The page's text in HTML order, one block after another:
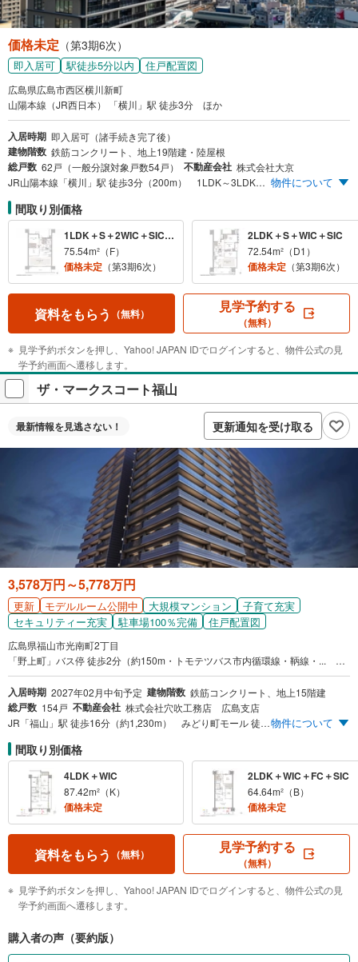
価格未定 （第3期6次）
即入居可 駅徒歩5分以内 住戸配置図
広島県広島市西区横川新町
山陽本線（JR西日本） 「横川」駅 徒歩3分 ほか
入居時期 即入居可（諸手続き完了後）
建物階数 鉄筋コンクリート、地上19階建・陸屋根
総戸数 62戸（一般分譲対象戸数54戸） 不動産会社 株式会社大京
JR山陽本線「横川」駅 徒歩3分（200m） 1LDK～3LDKの住戸プラン 全邸南向き サステナブルな未来 ZEH-M Oriented 物件について
間取り別価格
1LDK＋S＋2WIC＋SIC＋TR
75.54m²（F）
価格未定 （第3期6次）
2LDK＋S＋WIC＋SIC
72.54m²（D1）
価格未定 （第3期6次）
資料をもらう （無料） 見学予約する
（無料）
見学予約ボタンを押し、Yahoo! JAPAN IDでログインすると、物件公式の見
学予約画面へ遷移します。
ザ・マークスコート福山
最新情報を見逃さない！ 更新通知を受け取る
3,578万円～5,778万円
更新 モデルルーム公開中 大規模マンション
子育て充実
セキュリティー充実
駐車場100％完備 住戸配置図
広島県福山市光南町2丁目
「野上町」バス停 徒歩2分（約150m・トモテツバス市内循環線・鞆線・... ほか
入居時期 2027年02月中旬予定 建物階数 鉄筋コンクリート、地上15階建
総戸数 154戸 不動産会社 株式会社穴吹工務店 広島支店
JR「福山」駅 徒歩16分（約1,230m） みどり町モール 徒歩8分（約580m） 冬暖かく、夏涼しい ZEH-M Oriented ゼッチ・マンション・オリエンテッド ※BELS取得予定 「野上町」バス停 徒歩2分（約150m） 中央公園 徒歩8分（約580m） 敷地内駐車場100％確保物件について
間取り別価格
4LDK＋WIC
87.42m²（K）
価格未定
2LDK＋WIC＋FC＋SIC
64.64m²（B）
価格未定
資料をもらう （無料） 見学予約する
（無料）
見学予約ボタンを押し、Yahoo! JAPAN IDでログインすると、物件公式の見
学予約画面へ遷移します。
購入者の声（要約版）